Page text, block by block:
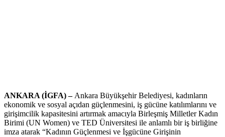
ANKARA (İGFA) – Ankara Büyükşehir Belediyesi, kadınların
ekonomik ve sosyal açıdan güçlenmesini, iş gücüne katılımlarını ve
girişimcilik kapasitesini artırmak amacıyla Birleşmiş Milletler Kadın
Birimi (UN Women) ve TED Üniversitesi ile anlamlı bir iş birliğine
imza atarak “Kadının Güçlenmesi ve İşgücüne Girişinin